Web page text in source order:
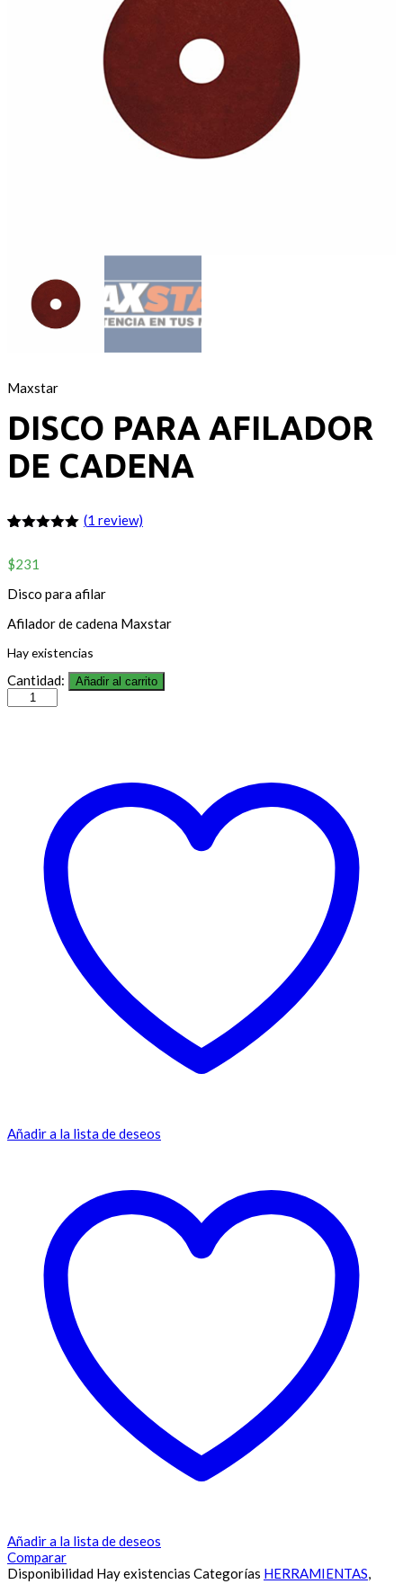
Maxstar
DISCO PARA AFILADOR
DE CADENA
customer
(1 review)
$231
Disco para afilar
Afilador de cadena Maxstar
Hay existencias
Cantidad: Añadir al carrito
Añadir a la lista de deseos
Añadir a la lista de deseos
Comparar
Disponibilidad Hay existencias Categorías HERRAMIENTAS,